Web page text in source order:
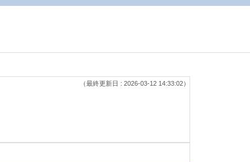
（最終更新日 : 2026-03-12 14:33:02）